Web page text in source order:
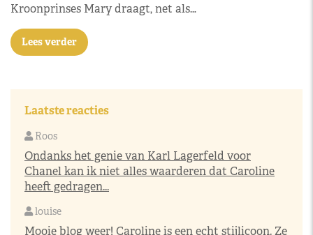
Kroonprinses Mary draagt, net als…
Lees verder
Laatste reacties
Roos
Ondanks het genie van Karl Lagerfeld voor
Chanel kan ik niet alles waarderen dat Caroline
heeft gedragen...
louise
Mooie blog weer! Caroline is een echt stijlicoon. Ze